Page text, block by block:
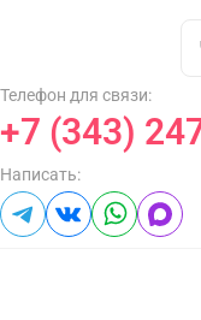
Телефон для связи:
+7 (343)
Написать: